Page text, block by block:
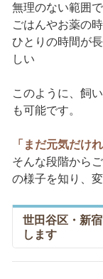
無理のない範囲
ごはんやお薬の
ひとりの時間が
しい
このように、飼
も可能です。
「まだ元気だけ
そんな段階から
の様子を知り、
世田谷区・新
します